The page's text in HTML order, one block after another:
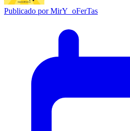
Publicado porMirY_oFerTas